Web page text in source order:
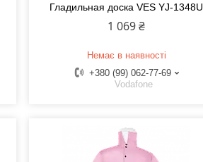
Гладильная доска VES YJ-1348U
1 069 ₴
Немає в наявності
+380 (99) 062-77-69
Vodafone